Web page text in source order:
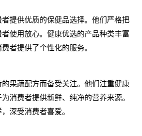
提供优质的保健品选择。他们严格把
使用放心。健康优选的产品种类丰富
者提供了个性化的服务。
果蔬配方而备受关注。他们注重健康
消费者提供新鲜、纯净的营养来源。
深受消费者喜爱。